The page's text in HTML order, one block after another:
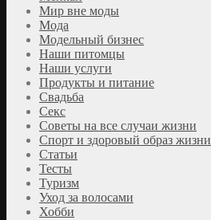
Мир вне моды
Мода
Модельный бизнес
Наши питомцы
Наши услуги
Продукты и питание
Свадьба
Секс
Советы на все случаи жизни
Спорт и здоровый образ жизни
Статьи
Тесты
Туризм
Уход за волосами
Хобби